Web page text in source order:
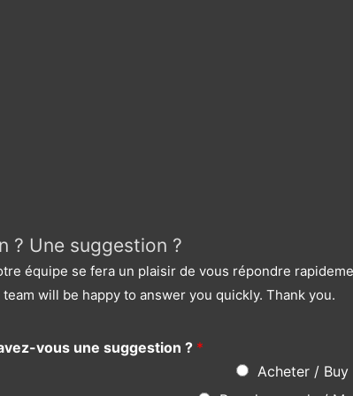
? Une suggestion ?
équipe se fera un plaisir de vous répondre
will be happy to answer you quickly. Thank you.
vous une suggestion ? *
Acheter / Buy